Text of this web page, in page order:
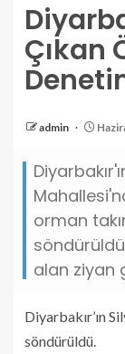
Çıkan
admin
orman
alan ziyan
Diyarbakır’ın
söndürüldü.